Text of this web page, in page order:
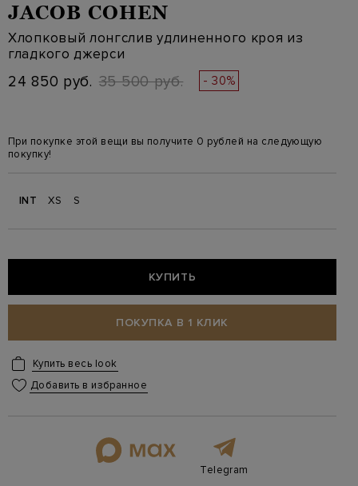
JACOB COHEN
Хлопковый лонгслив удлиненного кроя из
гладкого джерси
24 850 руб. 35 500 руб. - 30%
При покупке этой вещи вы получите 0 рублей на следующую
покупку!
INT XS S
КУПИТЬ
ПОКУПКА В 1 КЛИК
Купить весь look
Добавить в избранное
Telegram